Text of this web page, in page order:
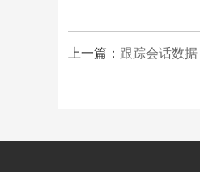
上一篇： 跟踪会话数据